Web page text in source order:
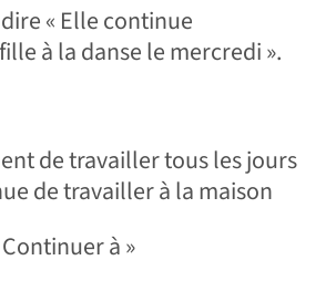
« Elle continue
à la danse le mercredi ».
de travailler tous les jours
de travailler à la maison
à »